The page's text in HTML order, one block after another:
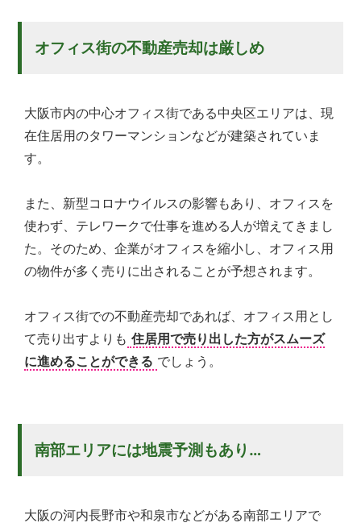
オフィス街の不動産売却は厳しめ
大阪市内の中心オフィス街である中央区エリアは、現
在住居用のタワーマンションなどが建築されていま
す。
また、新型コロナウイルスの影響もあり、オフィスを
使わず、テレワークで仕事を進める人が増えてきまし
た。そのため、企業がオフィスを縮小し、オフィス用
の物件が多く売りに出されることが予想されます。
オフィス街での不動産売却であれば、オフィス用とし
て売り出すよりも 住居用で売り出した方がスムーズ
に進めることができる でしょう。
南部エリアには地震予測もあり…
大阪の河内長野市や和泉市などがある南部エリアで